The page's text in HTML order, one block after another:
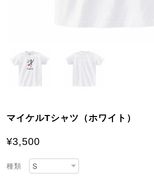
マイケルTシャツ（ホワイト）
¥3,500
種類